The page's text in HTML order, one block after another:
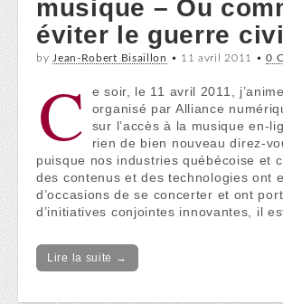
musique – Ou
éviter le guerre
by Jean-Robert Bisaillon • 11 avril 2011 •0
C
e soir, le 11 avril 2011,
organisé par Alliance
sur l’accès à la musique en-
rien de bien nouveau direz-
puisque nos industries québécoise et
des contenus et des technologies ont
d’occasions de se concerter et ont
d’initiatives conjointes innovantes, il
Lire la suite →